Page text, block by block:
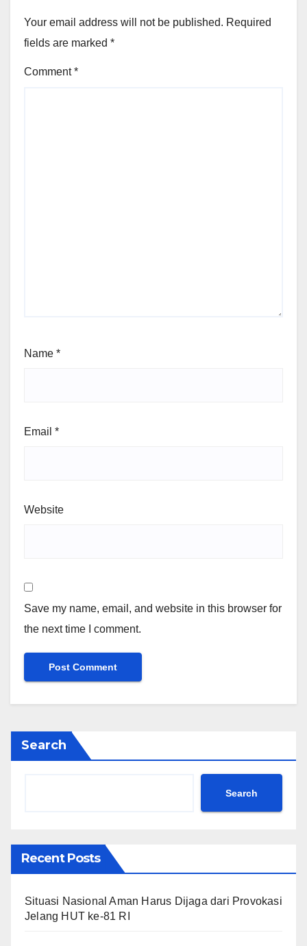
Your email address will not be published. Required
fields are marked *
Comment*
Name *
Email *
Website
Save my name, email, and website in this browser for
the next time I comment.
Search
Search
Recent Posts
Situasi Nasional Aman Harus Dijaga dari Provokasi
Jelang HUT ke-81 RI